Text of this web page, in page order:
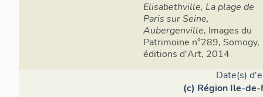
Elisabethville, La plage de
Paris sur Seine,
Aubergenville, Images du
Patrimoine n°289, Somogy,
éditions d'Art, 2014
Date(s)
(c) Région Ile-